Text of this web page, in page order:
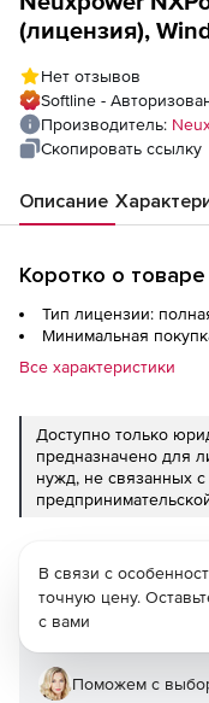
(лицензия),
Нет отзывов
Softline -
Производитель:
Скопировать ссылку
Описание
Коротко о товаре
Тип лицензии:
Минимальная
Все характеристики
Доступно только
предназначено для
нужд, не связанных
В связи с
точную цену.
с вами
Поможем с